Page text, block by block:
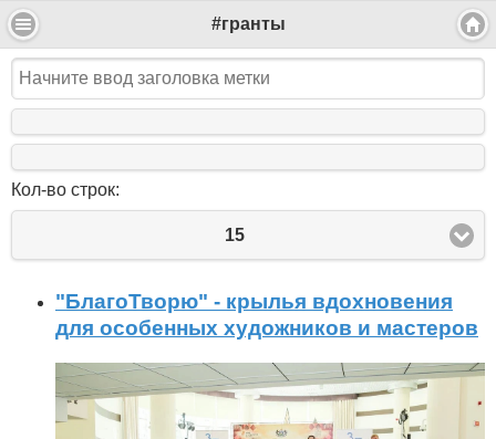
#гранты
Кол-во строк:
15
"БлагоТворю" - крылья вдохновения
для особенных художников и мастеров